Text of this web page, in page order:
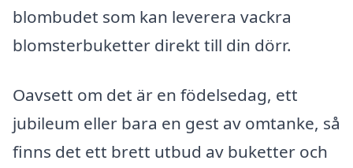
blombudet som kan leverera vackra
blomsterbuketter direkt till din dörr.
Oavsett om det är en födelsedag, ett
jubileum eller bara en gest av omtanke, så
finns det ett brett utbud av buketter och